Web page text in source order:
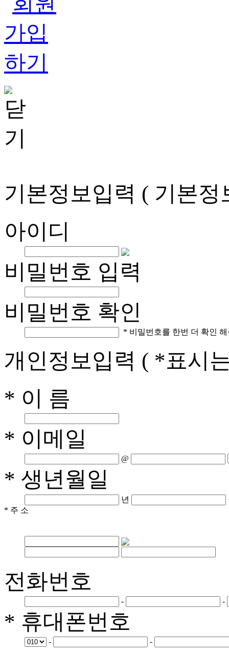
기본정보입력 ( 기본정
아이디
비밀번호 입력
비밀번호 확인
* 비밀번호를 한번 더 확인
개인정보입력 ( *표시
* 이 름
* 이메일
@
* 생년월일
년
* 주 소
전화번호
- -
* 휴대폰번호
- -